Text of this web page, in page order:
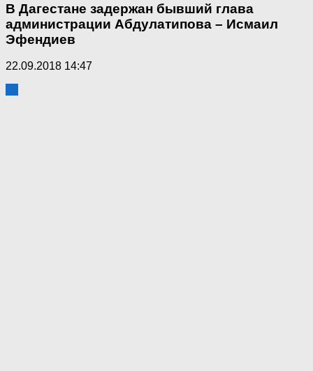
В Дагестане задержан бывший глава
администрации Абдулатипова – Исмаил
Эфендиев
22.09.2018 14:47